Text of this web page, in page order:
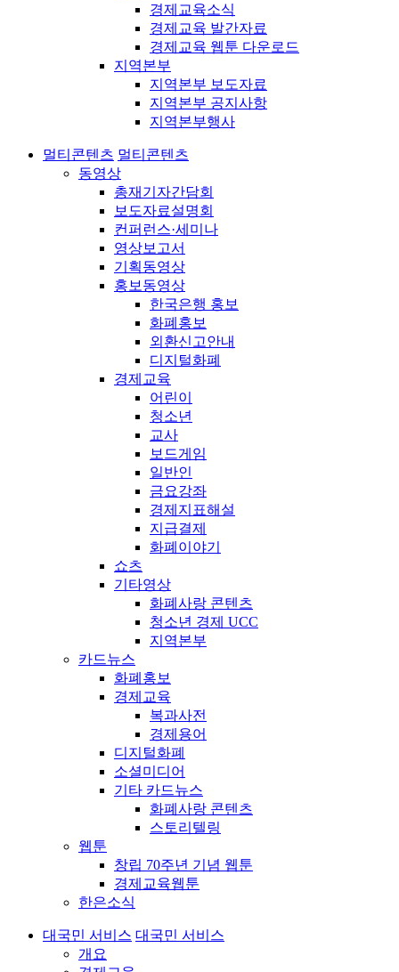
경제교육소식
경제교육 발간자료
경제교육 웹툰 다운로드
지역본부
지역본부 보도자료
지역본부 공지사항
지역본부행사
멀티콘텐츠 멀티콘텐츠
동영상
총재기자간담회
보도자료설명회
컨퍼런스·세미나
영상보고서
기획동영상
홍보동영상
한국은행 홍보
화폐홍보
외환신고안내
디지털화폐
경제교육
어린이
청소년
교사
보드게임
일반인
금요강좌
경제지표해설
지급결제
화폐이야기
쇼츠
기타영상
화폐사랑 콘텐츠
청소년 경제 UCC
지역본부
카드뉴스
화폐홍보
경제교육
복과사전
경제용어
디지털화폐
소셜미디어
기타 카드뉴스
화폐사랑 콘텐츠
스토리텔링
웹툰
창립 70주년 기념 웹툰
경제교육웹툰
한은소식
대국민 서비스 대국민 서비스
개요